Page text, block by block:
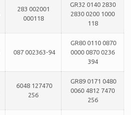
283 002001
000118
GR32 0140 2830
2830 0200 1000
118
087 002363-94
GR80 0110 0870
0000 0870 0236
394
6048 127470
256
GR89 0171 0480
0060 4812 7470
256